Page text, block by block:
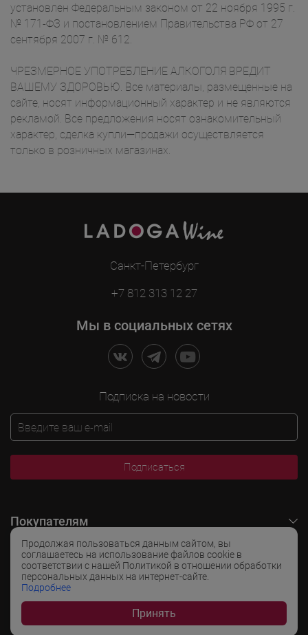
Продолжая пользоваться данным сайтом, вы
соглашаетесь на использование файлов cookie в
соответствии с нашей Политикой в отношении обработки
персональных данных на интернет-сайте.
Подробнее
Принять
установлен Федеральным законом от 22 ноября 1995 г.
№ 171-ФЗ и постановлением Правительства РФ от 27
сентября 2007 г. № 612.
ЧРЕЗМЕРНОЕ УПОТРЕБЛЕНИЕ АЛКОГОЛЯ ВРЕДИТ
ВАШЕМУ ЗДОРОВЬЮ. Все материалы, размещенные на
сайте, носят информационный характер и не являются
рекламой. Все предложения носят ознакомительный
характер, сделка купли—продажи осуществляется
только в розничных магазинах.
Санкт-Петербург
+7 812 313 12 27
Мы в социальных сетях
Подписка на новости
Подписаться
Покупателям
O LADOGA Wine
Интересные разделы
Популярные разделы